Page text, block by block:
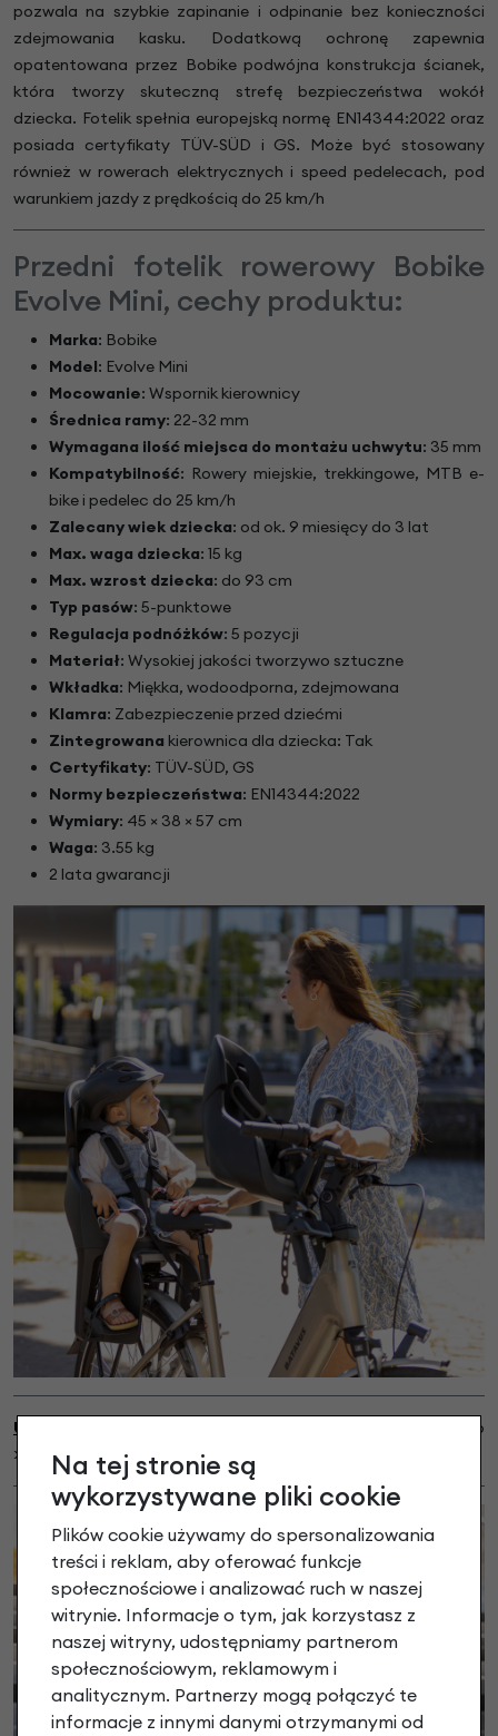
pozwala na szybkie zapinanie i odpinanie bez konieczności
zdejmowania kasku. Dodatkową ochronę zapewnia
opatentowana przez Bobike podwójna konstrukcja ścianek,
która tworzy skuteczną strefę bezpieczeństwa wokół
dziecka. Fotelik spełnia europejską normę EN14344:2022 oraz
posiada certyfikaty TÜV-SÜD i GS. Może być stosowany
również w rowerach elektrycznych i speed pedelecach, pod
warunkiem jazdy z prędkością do 25 km/h
Przedni fotelik rowerowy Bobike
Evolve Mini, cechy produktu:
Marka: Bobike
Model: Evolve Mini
Mocowanie: Wspornik kierownicy
Średnica ramy: 22-32 mm
Wymagana ilość miejsca do montażu uchwytu: 35 mm
Kompatybilność: Rowery miejskie, trekkingowe, MTB e-
bike i pedelec do 25 km/h
Zalecany wiek dziecka: od ok. 9 miesięcy do 3 lat
Max. waga dziecka: 15 kg
Max. wzrost dziecka: do 93 cm
Typ pasów: 5-punktowe
Regulacja podnóżków: 5 pozycji
Materiał: Wysokiej jakości tworzywo sztuczne
Wkładka: Miękka, wodoodporna, zdejmowana
Klamra: Zabezpieczenie przed dziećmi
Zintegrowana kierownica dla dziecka: Tak
Certyfikaty: TÜV-SÜD, GS
Normy bezpieczeństwa: EN14344:2022
Wymiary: 45 × 38 × 57 cm
Waga: 3.55 kg
2 lata gwarancji
Uchwyt do mostków A-Head
dostępny do kupienia osobno
>>
TUTAJNa tej stronie są
wykorzystywane pliki cookie
Plików cookie używamy do spersonalizowania
treści i reklam, aby oferować funkcje
społecznościowe i analizować ruch w naszej
witrynie. Informacje o tym, jak korzystasz z
naszej witryny, udostępniamy partnerom
społecznościowym, reklamowym i
analitycznym. Partnerzy mogą połączyć te
informacje z innymi danymi otrzymanymi od